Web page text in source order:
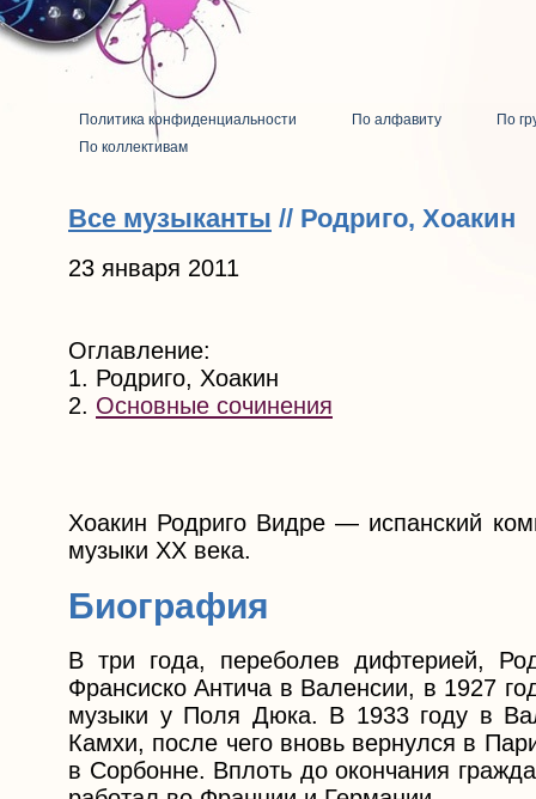
Политика конфиденциальности По алфавиту
По
По коллективам
Все музыканты // Родриго, Хоакин
23 января 2011
Оглавление:
1. Родриго, Хоакин
2. Основные сочинения
Хоакин Родриго Видре — испанский
музыки XX века.
Биография
В три года, переболев дифтерией,
Франсиско Антича в Валенсии, в 1927
музыки у Поля Дюка. В 1933 году в
Камхи, после чего вновь вернулся в
в Сорбонне. Вплоть до окончания